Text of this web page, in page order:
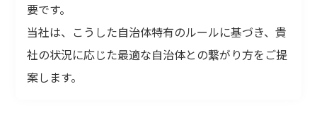
要です。
当社は、こうした自治体特有のルールに基づき、貴
社の状況に応じた最適な自治体との繋がり方をご提
案します。